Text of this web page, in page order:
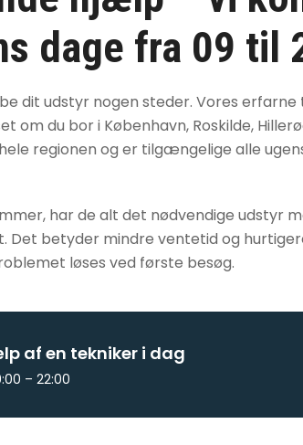
dage fra 09 til
dit udstyr nogen steder. Vores
om du bor i København, Roskilde,
regionen og er tilgængelige alle
har de alt det nødvendige udstyr
Det betyder mindre ventetid og
løses ved første besøg.
af en tekniker i dag
– 22:00